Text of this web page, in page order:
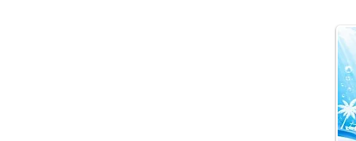
😊 海へ戻る第一歩！リフレ